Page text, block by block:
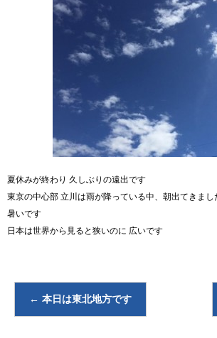
夏休みが終わり 久しぶりの遠出です
東京の中心部 立川は雨が降っている中、朝出てきま
暑いです
日本は世界から見ると狭いのに 広いです
← 本日は東北地方です